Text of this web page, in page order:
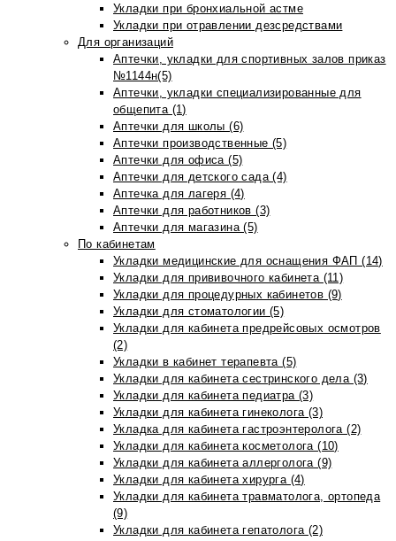
Укладки при бронхиальной астме
Укладки при отравлении дезсредствами
Для организаций
Аптечки, укладки для спортивных залов приказ
№1144н(5)
Аптечки, укладки специализированные для
общепита (1)
Аптечки для школы (6)
Аптечки производственные (5)
Аптечки для офиса (5)
Аптечки для детского сада (4)
Аптечка для лагеря (4)
Аптечки для работников (3)
Аптечки для магазина (5)
По кабинетам
Укладки медицинские для оснащения ФАП (14)
Укладки для прививочного кабинета (11)
Укладки для процедурных кабинетов (9)
Укладки для стоматологии (5)
Укладки для кабинета предрейсовых осмотров
(2)
Укладки в кабинет терапевта (5)
Укладки для кабинета сестринского дела (3)
Укладки для кабинета педиатра (3)
Укладки для кабинета гинеколога (3)
Укладка для кабинета гастроэнтеролога (2)
Укладки для кабинета косметолога (10)
Укладки для кабинета аллерголога (9)
Укладки для кабинета хирурга (4)
Укладки для кабинета травматолога, ортопеда
(9)
Укладки для кабинета гепатолога (2)